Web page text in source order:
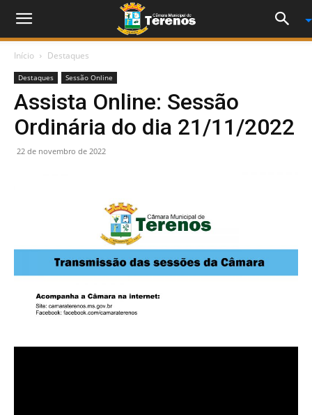
Início Destaques
Destaques Sessão Online
Assista Online: Sessão
Ordinária do dia 21/11/2022
22 de novembro de 2022